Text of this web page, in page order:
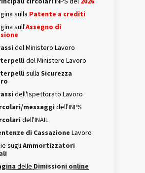
sulla Patente a crediti
sull'Assegno di
del Ministero Lavoro
del Ministero Lavoro
sulla Sicurezza
dell'Ispettorato Lavoro
messaggi dell'INPS
dell'INAIL
di Cassazione Lavoro
sugli Ammortizzatori
delle Dimissioni online